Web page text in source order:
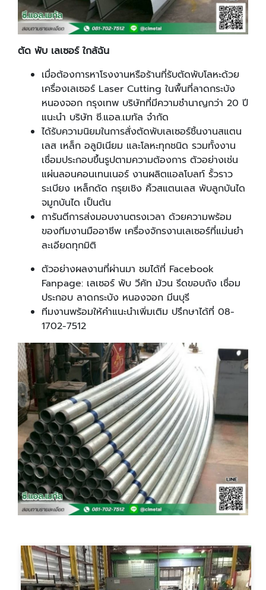
ตัด พับ เลเซอร์ ใกล้ฉัน
เมื่อต้องการหาโรงงานหรือร้านที่รับตัดพับโลหะด้วย
เครื่องเลเซอร์ Laser Cutting ในพื้นที่ลาดกระบัง
หนองจอก กรุงเทพ บริษัทที่มีความชำนาญกว่า 20 ปี
แนะนำ บริษัท ซี.แอล.เมทัล จำกัด
ได้รับความนิยมในการสั่งตัดพับเลเซอร์ชิ้นงานสแตน
เลส เหล็ก อลูมิเนียม และโลหะทุกชนิด รวมทั้งงาน
เชื่อมประกอบขึ้นรูปตามความต้องการ ตัวอย่างเช่น
แผ่นลอนคอนเทนเนอร์ งานผลิตแอลโบลท์ รั้วราว
ระเบียง เหล็กดัด กรุยเชิง คิ้วสแตนเลส พับลูกบันได
จมูกบันได เป็นต้น
การันตีการส่งมอบงานตรงเวลา ด้วยความพร้อม
ของทีมงานมืออาชีพ เครื่องจักรงานเลเซอร์ที่แม่นยำ
ละเอียดทุกมิติ
ตัวอย่างผลงานที่ผ่านมา ชมได้ที่ Facebook
Fanpage: เลเซอร์ พับ วีคัท ม้วน รีดขอบถัง เชื่อม
ประกอบ ลาดกระบัง หนองจอก มีนบุรี
ทีมงานพร้อมให้คำแนะนำเพิ่มเติม ปรึกษาได้ที่ 08-
1702-7512